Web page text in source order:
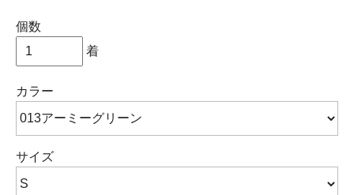
個数
着
カラー
サイズ